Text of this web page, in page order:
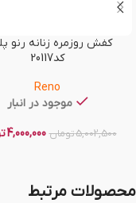
کفش روزمره زنانه رنو
کد20117
Reno
موجود در انبار
5,002,500تومان 4,000,000
محصولات مرتبط